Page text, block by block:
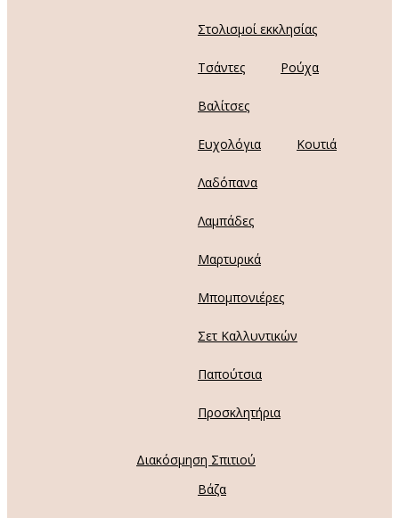
Στολισμοί εκκλησίας
Τσάντες Ρούχα
Βαλίτσες
Ευχολόγια Κουτιά
Λαδόπανα
Λαμπάδες
Μαρτυρικά
Μπομπονιέρες
Σετ Καλλυντικών
Παπούτσια
Προσκλητήρια
Διακόσμηση Σπιτιού
Βάζα